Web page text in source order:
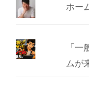
ホー
「
ムが